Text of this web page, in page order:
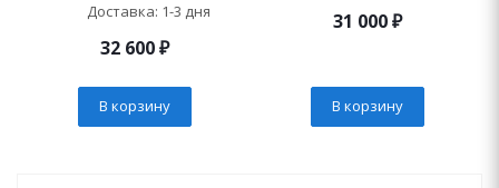
Доставка: 1-3 дня
32 600₽
В корзину
31 000₽
В корзину